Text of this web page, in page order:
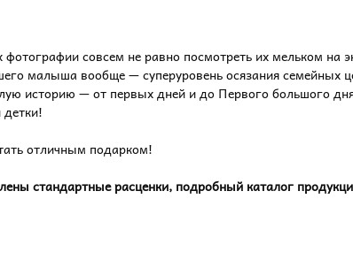
совсем не равно посмотреть их мельком на
малыша вообще — суперуровень осязания семейных
историю — от первых дней и до Первого большого
отличным подарком!
стандартные расценки, подробный каталог